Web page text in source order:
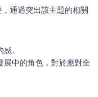
通過突出該主題的相關
。
展中的角色，對於應對全